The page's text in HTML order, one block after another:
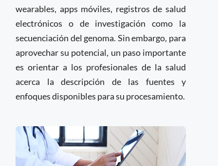
wearables, apps móviles, registros de salud
electrónicos o de investigación como la
secuenciación del genoma. Sin embargo, para
aprovechar su potencial, un paso importante
es orientar a los profesionales de la salud
acerca la descripción de las fuentes y
enfoques disponibles para su procesamiento.